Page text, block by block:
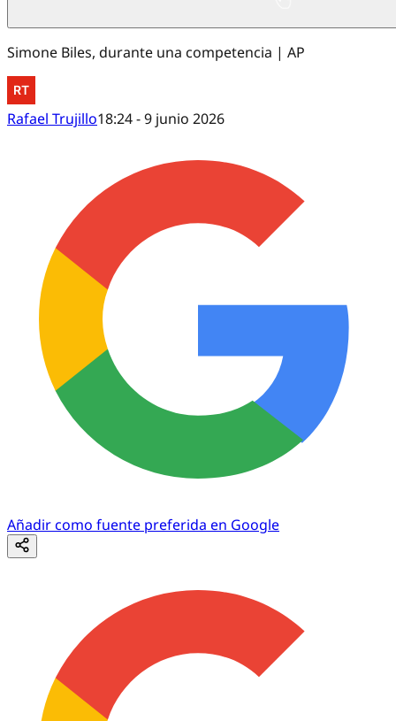
Simone Biles, durante una competencia | AP
Rafael Trujillo18:24 - 9 junio 2026
Añadir como fuente preferida en Google